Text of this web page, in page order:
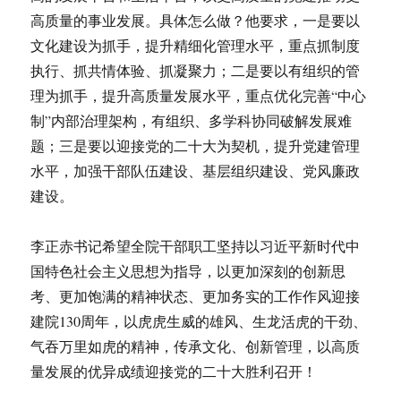
高质量的事业发展。具体怎么做？他要求，一是要以
文化建设为抓手，提升精细化管理水平，重点抓制度
执行、抓共情体验、抓凝聚力；二是要以有组织的管
理为抓手，提升高质量发展水平，重点优化完善“中心
制”内部治理架构，有组织、多学科协同破解发展难
题；三是要以迎接党的二十大为契机，提升党建管理
水平，加强干部队伍建设、基层组织建设、党风廉政
建设。
李正赤书记希望全院干部职工坚持以习近平新时代中
国特色社会主义思想为指导，以更加深刻的创新思
考、更加饱满的精神状态、更加务实的工作作风迎接
建院130周年，以虎虎生威的雄风、生龙活虎的干劲、
气吞万里如虎的精神，传承文化、创新管理，以高质
量发展的优异成绩迎接党的二十大胜利召开！